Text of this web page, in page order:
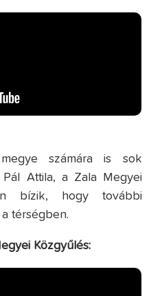
számára is sok
Pál Attila, a Zala Megyei
bízik, hogy további
térségben.
Közgyűlés: